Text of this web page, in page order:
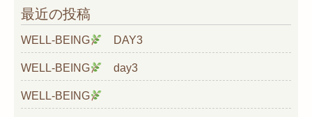
最近の投稿
WELL-BEING DAY3
WELL-BEING day3
WELL-BEING